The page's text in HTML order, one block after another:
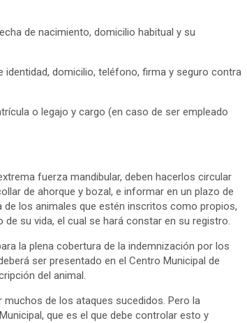
de nacimiento, domicilio habitual y su
domicilio, teléfono, firma y seguro contra
o legajo y cargo (en caso de ser empleado
fuerza mandibular, deben hacerlos circular
de ahorque y bozal, e informar en un plazo de
los animales que estén inscritos como propios,
su vida, el cual se hará constar en su registro.
la plena cobertura de la indemnización por los
ser presentado en el Centro Municipal de
del animal.
de los ataques sucedidos. Pero la
que es el que debe controlar esto y